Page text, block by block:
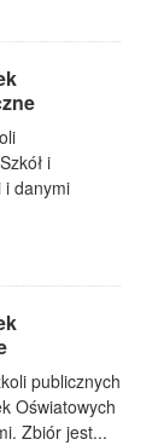
i
i danymi
publicznych
Oświatowych
Zbiór jest...